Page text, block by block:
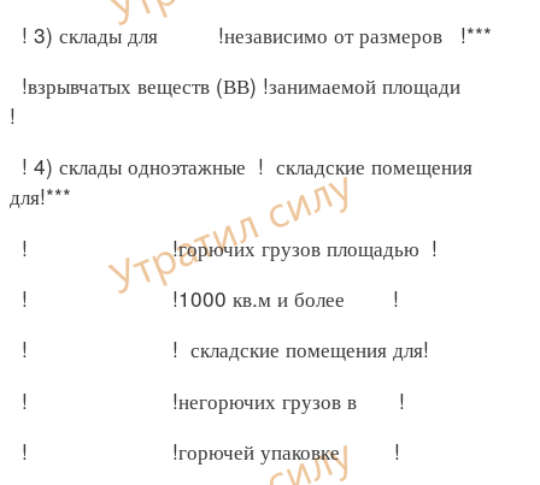
! 3) склады для !независимо от размеров !***
!взрывчатых веществ (ВВ) !занимаемой площади
!
! 4) склады одноэтажные ! складские помещения
для!***
! !горючих грузов площадью !
! !1000 кв.м и более !
! ! складские помещения для!
! !негорючих грузов в !
! !горючей упаковке !